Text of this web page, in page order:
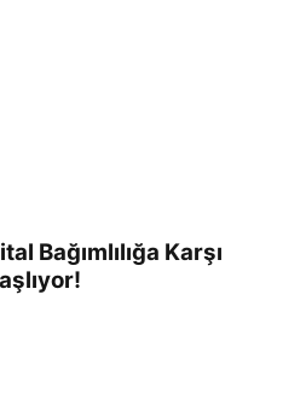
Bağımlılığa Karşı